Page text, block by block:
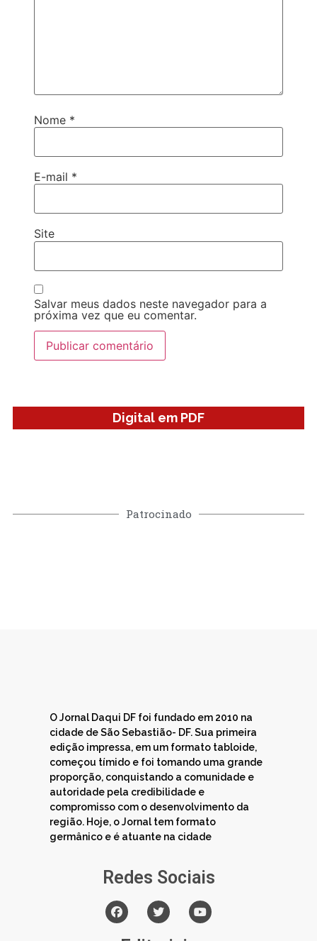
Nome *
E-mail *
Site
Salvar meus dados neste navegador para a
próxima vez que eu comentar.
Digital em PDF
Patrocinado
O Jornal Daqui DF foi fundado em 2010 na
cidade de São Sebastião- DF. Sua primeira
edição impressa, em um formato tabloide,
começou tímido e foi tomando uma grande
proporção, conquistando a comunidade e
autoridade pela credibilidade e
compromisso com o desenvolvimento da
região. Hoje, o Jornal tem formato
germânico e é atuante na cidade
Redes Sociais